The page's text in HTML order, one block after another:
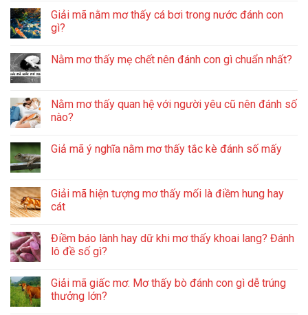
Giải mã nằm mơ thấy cá bơi trong nước đánh con
gì?
Nằm mơ thấy mẹ chết nên đánh con gì chuẩn nhất?
Nằm mơ thấy quan hệ với người yêu cũ nên đánh số
nào?
Giả mã ý nghĩa nằm mơ thấy tắc kè đánh số mấy
Giải mã hiện tượng mơ thấy mối là điềm hung hay
cát
Điềm báo lành hay dữ khi mơ thấy khoai lang? Đánh
lô đề số gì?
Giải mã giấc mơ: Mơ thấy bò đánh con gì dễ trúng
thưởng lớn?